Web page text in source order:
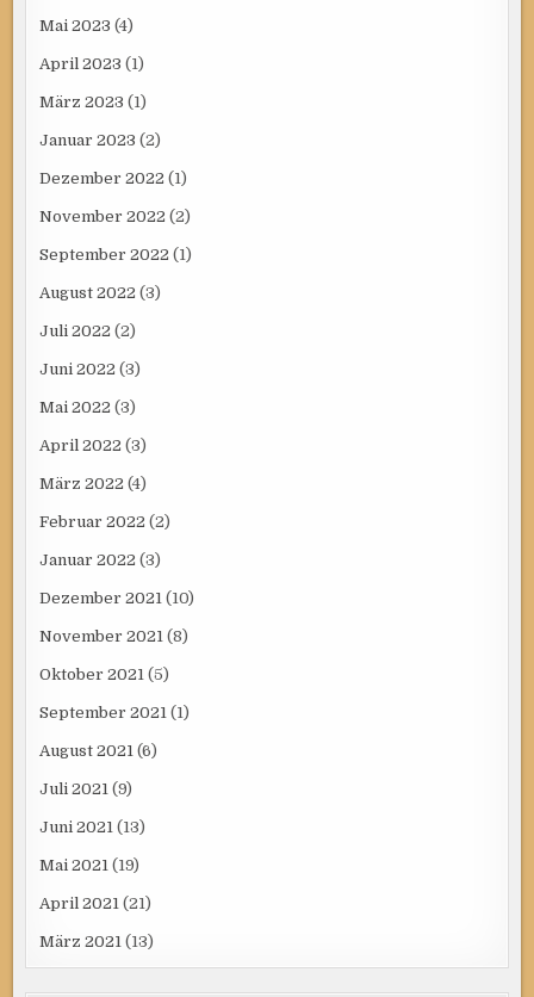
Mai 2023 (4)
April 2023 (1)
März 2023 (1)
Januar 2023 (2)
Dezember 2022 (1)
November 2022 (2)
September 2022 (1)
August 2022 (3)
Juli 2022 (2)
Juni 2022 (3)
Mai 2022 (3)
April 2022 (3)
März 2022 (4)
Februar 2022 (2)
Januar 2022 (3)
Dezember 2021 (10)
November 2021 (8)
Oktober 2021 (5)
September 2021 (1)
August 2021 (6)
Juli 2021 (9)
Juni 2021 (13)
Mai 2021 (19)
April 2021 (21)
März 2021 (13)